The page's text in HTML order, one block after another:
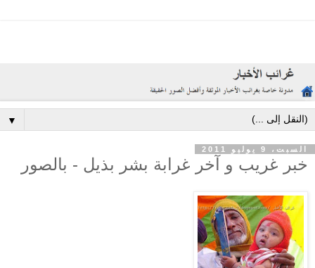
▼
السبت، 9 يوليو 2011
خبر غريب و آخر غرابة بشر بذيل - بالصور